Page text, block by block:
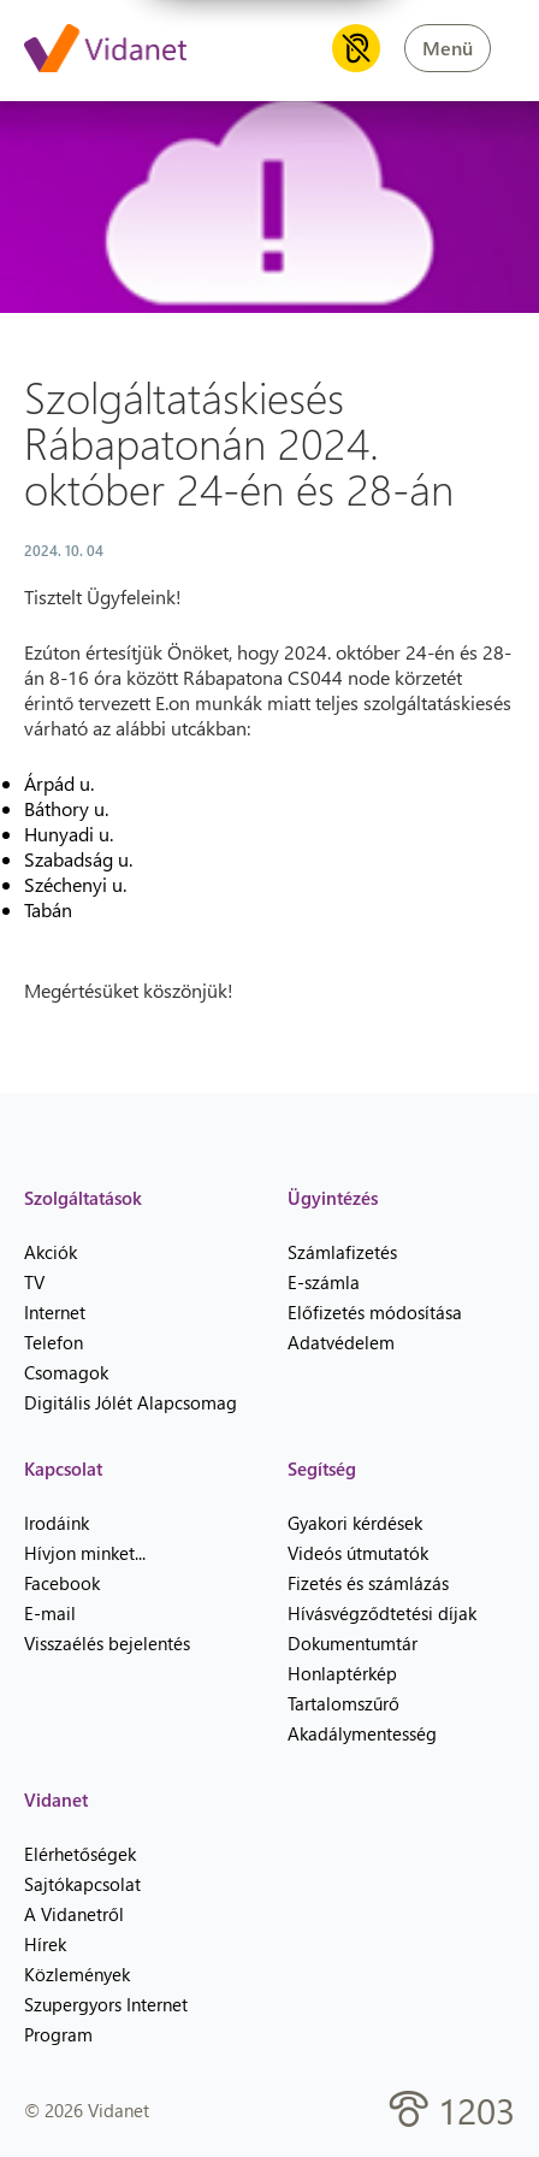
Menü
Szolgáltatáskiesés
Szolgáltatáskiesés
Rábapatonán 2024.
október 24-én és 28-án
2024. 10. 04
Tisztelt Ügyfeleink!
Ezúton értesítjük Önöket, hogy 2024. október 24-én és 28-
án 8-16 óra között Rábapatona CS044 node körzetét
érintő tervezett E.on munkák miatt teljes szolgáltatáskiesés
várható az alábbi utcákban:
Árpád u.
Báthory u.
Hunyadi u.
Szabadság u.
Széchenyi u.
Tabán
Megértésüket köszönjük!
Szolgáltatások
Akciók
TV
Internet
Telefon
Csomagok
Digitális Jólét Alapcsomag
Ügyintézés
Számlafizetés
E-számla
Előfizetés módosítása
Adatvédelem
Kapcsolat
Irodáink
Hívjon minket...
Facebook
E-mail
Visszaélés bejelentés
Segítség
Gyakori kérdések
Videós útmutatók
Fizetés és számlázás
Hívásvégződtetési díjak
Dokumentumtár
Honlaptérkép
Tartalomszűrő
Akadálymentesség
Vidanet
Elérhetőségek
Sajtókapcsolat
A Vidanetről
Hírek
Közlemények
Szupergyors Internet
Program
© 2026 Vidanet 1203